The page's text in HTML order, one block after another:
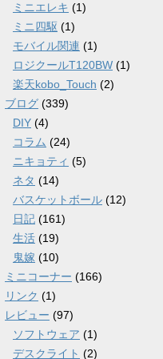
ミニエレキ (1)
ミニ四駆 (1)
モバイル関連 (1)
ロジクールT120BW (1)
楽天kobo_Touch (2)
ブログ (339)
DIY (4)
コラム (24)
ニキョティ (5)
ネタ (14)
バスケットボール (12)
日記 (161)
生活 (19)
鬼嫁 (10)
ミニコーナー (166)
リンク (1)
レビュー (97)
ソフトウェア (1)
デスクライト (2)